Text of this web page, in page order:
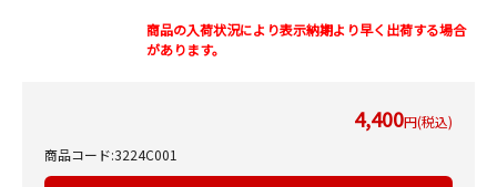
商品の入荷状況により表示納期より早く出荷する場合
があります。
4,400円(税込)
商品コード:3224C001